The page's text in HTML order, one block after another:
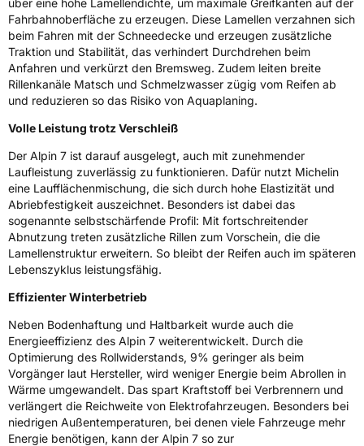
3PMSF / Schneeflockensymbol / Alpine-Symbol Ja
EPREL ID 1874805
Allgemeine Produktsicherheit (GPSR)
PNEUMATIQUES MICHELIN, place des
Carmes-Déchaux 23 63000 Clermont-
Ferrand Frankreich, contact@tc.michelin.eu
Fahrbahnoberfläche zu erzeugen. Diese Lamellen verzahnen sich
beim Fahren mit der Schneedecke und erzeugen zusätzliche
Traktion und Stabilität, das verhindert Durchdrehen beim
Anfahren und verkürzt den Bremsweg. Zudem leiten breite
Rillenkanäle Matsch und Schmelzwasser zügig vom Reifen ab
und reduzieren so das Risiko von Aquaplaning.
Volle Leistung trotz Verschleiß
Der Alpin 7 ist darauf ausgelegt, auch mit zunehmender
Laufleistung zuverlässig zu funktionieren. Dafür nutzt Michelin
eine Laufflächenmischung, die sich durch hohe Elastizität und
Abriebfestigkeit auszeichnet. Besonders ist dabei das
sogenannte selbstschärfende Profil: Mit fortschreitender
Abnutzung treten zusätzliche Rillen zum Vorschein, die die
Lamellenstruktur erweitern. So bleibt der Reifen auch im späteren
Lebenszyklus leistungsfähig.
Effizienter Winterbetrieb
Neben Bodenhaftung und Haltbarkeit wurde auch die
Energieeffizienz des Alpin 7 weiterentwickelt. Durch die
Optimierung des Rollwiderstands, 9% geringer als beim
Vorgänger laut Hersteller, wird weniger Energie beim Abrollen in
Wärme umgewandelt. Das spart Kraftstoff bei Verbrennern und
verlängert die Reichweite von Elektrofahrzeugen. Besonders bei
niedrigen Außentemperaturen, bei denen viele Fahrzeuge mehr
Energie benötigen, kann der Alpin 7 so zur